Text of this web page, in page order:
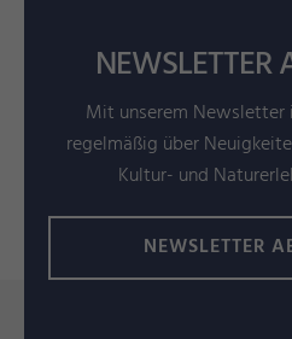
NEWSLETTER
Mit unserem
regelmäßig über
Kultur- und
NEWSLETTER